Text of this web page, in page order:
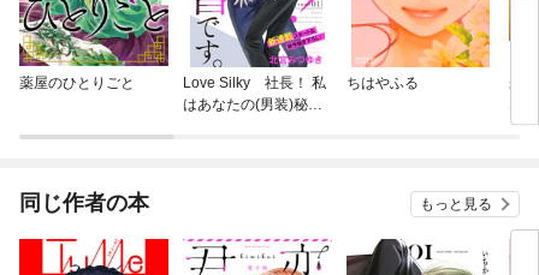
薬屋のひとりごと
Love Silky 社長！ 私
はあなたの(男装)秘書
ちはやふる
未
な
が
同じ作者の本 もっと見る